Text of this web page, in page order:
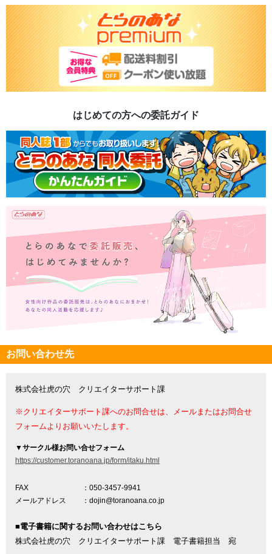
はじめての方への委託ガイド
お問い合わせ先
株式会社虎の穴 クリエイターサポート課
※クリエイターサポート課へのお問合せは、メールまたはお問合せ
フォームよりお願いいたします。
▼サークル様お問い合せフォーム
https://customer.toranoana.jp/form/itaku.html
FAX
：050-3457-9941
メールアドレス
：dojin@toranoana.co.jp
■電子書籍に関するお問い合わせはこちら
株式会社虎の穴 クリエイターサポート課 電子書籍担当 宛